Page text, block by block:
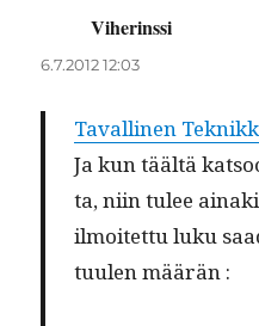
Viherinssi
6.7.2012 12:03
Tavalli­nen
Ja kun täältä
ta, niin tulee
ilmoitet­tu luku
tuulen määrän :